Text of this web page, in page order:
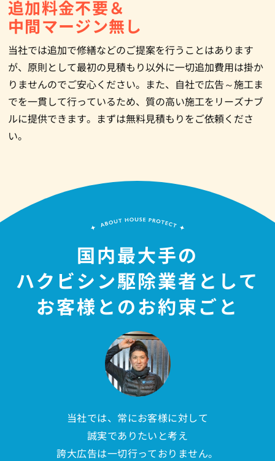
追加料金不要＆
中間マージン無し
当社では追加で修繕などのご提案を行うことはあります
が、原則として最初の見積もり以外に一切追加費用は掛か
りませんのでご安心ください。また、自社で広告～施工ま
でを一貫して行っているため、質の高い施工をリーズナブ
ルに提供できます。まずは無料見積もりをご依頼くださ
い。
国内最大手の
ハクビシン駆除業者として
お客様とのお約束ごと
当社では、常にお客様に対して
誠実でありたいと考え
誇大広告は一切行っておりません。